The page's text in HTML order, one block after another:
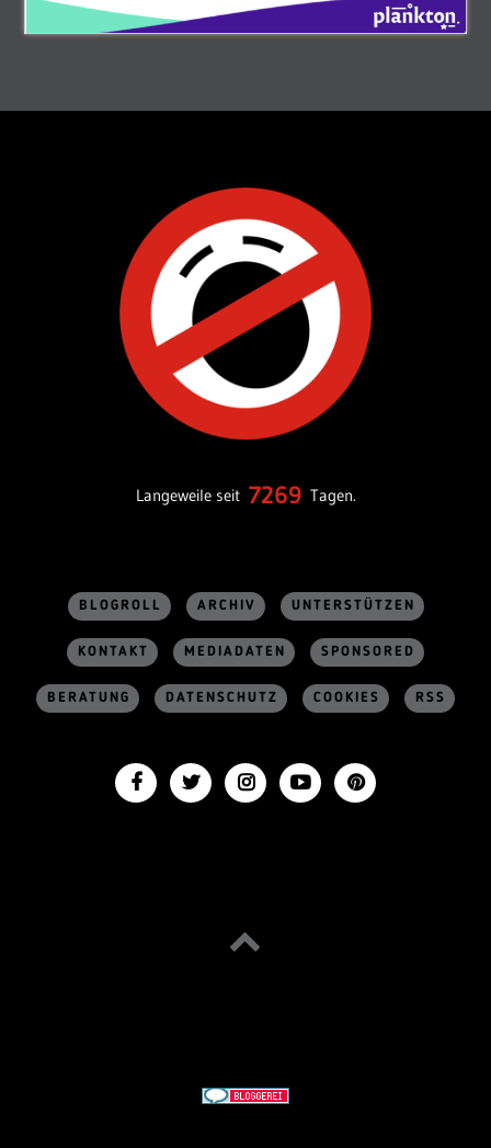
Langeweile seit 7269 Tagen.
BLOGROLL ARCHIV UNTERSTÜTZEN
KONTAKT MEDIADATEN SPONSORED
BERATUNG DATENSCHUTZ COOKIES RSS